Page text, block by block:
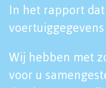
In het rapport
Wij hebben met
voor u